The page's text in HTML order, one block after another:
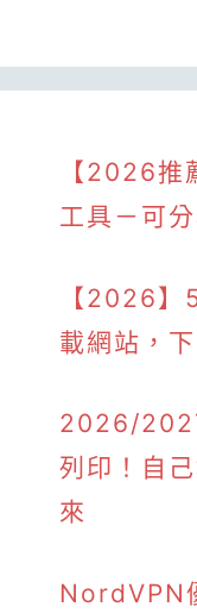
【2026推
工具－可
【2026】
載網站，
2026/
列印！自
來
NordVPN